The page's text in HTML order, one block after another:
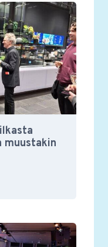
muustakin